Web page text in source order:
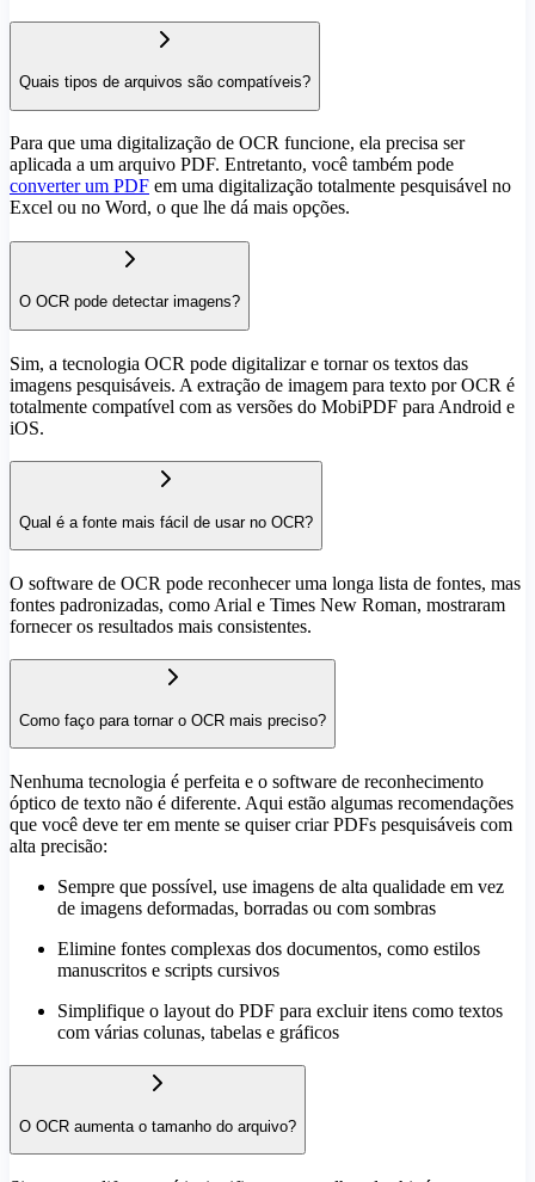
Quais tipos de arquivos são compatíveis?
Para que uma digitalização de OCR funcione, ela precisa ser
aplicada a um arquivo PDF. Entretanto, você também pode
converter um PDF em uma digitalização totalmente pesquisável no
Excel ou no Word, o que lhe dá mais opções.
O OCR pode detectar imagens?
Sim, a tecnologia OCR pode digitalizar e tornar os textos das
imagens pesquisáveis. A extração de imagem para texto por OCR é
totalmente compatível com as versões do MobiPDF para Android e
iOS.
Qual é a fonte mais fácil de usar no OCR?
O software de OCR pode reconhecer uma longa lista de fontes, mas
fontes padronizadas, como Arial e Times New Roman, mostraram
fornecer os resultados mais consistentes.
Como faço para tornar o OCR mais preciso?
Nenhuma tecnologia é perfeita e o software de reconhecimento
óptico de texto não é diferente. Aqui estão algumas recomendações
que você deve ter em mente se quiser criar PDFs pesquisáveis com
alta precisão:
Sempre que possível, use imagens de alta qualidade em vez
de imagens deformadas, borradas ou com sombras
Elimine fontes complexas dos documentos, como estilos
manuscritos e scripts cursivos
Simplifique o layout do PDF para excluir itens como textos
com várias colunas, tabelas e gráficos
O OCR aumenta o tamanho do arquivo?